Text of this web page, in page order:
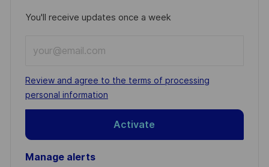
You'll receive updates once a week
Email
address
(Required)
Required
Review and agree to the terms of processing
personal information
Activate
Manage alerts